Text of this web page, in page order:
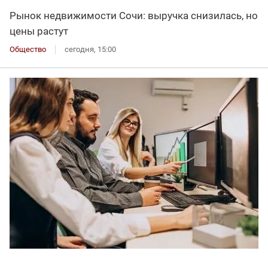
Рынок недвижимости Сочи: выручка снизилась, но
цены растут
Общество сегодня, 15:00